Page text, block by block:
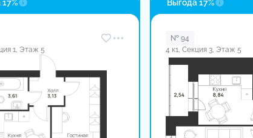
1, Этаж 5
Выгода 17%
№ 94
4 к1, Секция 3, Этаж 5